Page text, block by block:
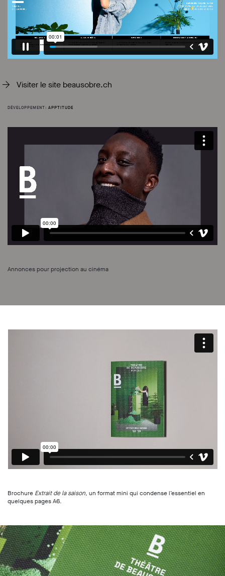
Visiter le site beausobre.ch
Développement: Apptitude
Annonces pour projection au cinéma
Brochure Extrait de la saison, un format mini qui condense l’essentiel en
quelques pages A6.